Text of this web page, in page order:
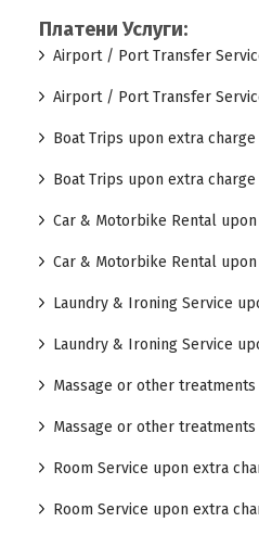
Платени Услуги:
Airport / Port Transfer
Airport / Port Transfer
Boat Trips upon extra charge
Boat Trips upon extra charge
Car & Motorbike Rental
Car & Motorbike Rental
Laundry & Ironing Service
Laundry & Ironing Service
Massage or other
Massage or other
Room Service upon extra
Room Service upon extra